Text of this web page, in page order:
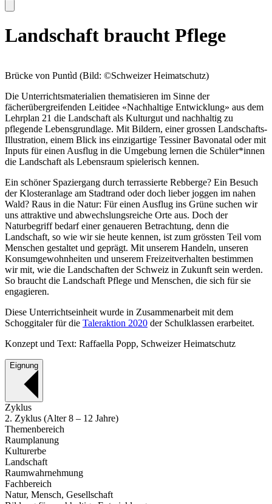
Landschaft braucht Pflege
Brücke von Puntìd (Bild: ©Schweizer Heimatschutz)
Die Unterrichtsmaterialien thematisieren im Sinne der
fächerübergreifenden Leitidee «Nachhaltige Entwicklung» aus dem
Lehrplan 21 die Landschaft als Kulturgut und nachhaltig zu
pflegende Lebensgrundlage. Mit Bildern, einer grossen Landschafts-
Illustration, einem Blick ins einzigartige Tessiner Bavonatal oder mit
Inputs für einen Ausflug in die Umgebung lernen die Schüler*innen
die Landschaft als Lebensraum spielerisch kennen.
Ein schöner Spaziergang durch terrassierte Rebberge? Ein Besuch
der Klosteranlage am Stadtrand oder doch lieber joggen im nahen
Wald? Raus in die Natur: Für einen Ausflug ins Grüne suchen wir
uns attraktive und abwechslungsreiche Orte aus. Doch der
Naturbegriff bedarf einer genaueren Betrachtung, denn die
Landschaft, so wie wir sie heute kennen, ist zum grössten Teil vom
Menschen gestaltet und geprägt. Mit unserem Handeln, unseren
Konsumgewohnheiten und unserem Freizeitverhalten bestimmen
wir mit, wie die Landschaften der Schweiz in Zukunft sein werden.
So braucht die Landschaft Pflege und Menschen, die sich für sie
engagieren.
Diese Unterrichtseinheit wurde in Zusammenarbeit mit dem
Schoggitaler für die Taleraktion 2020 der Schulklassen erarbeitet.
Konzept und Text: Raffaella Popp, Schweizer Heimatschutz
Eignung
Zyklus
2. Zyklus (Alter 8 – 12 Jahre)
Themenbereich
Raumplanung
Kulturerbe
Landschaft
Raumwahrnehmung
Fachbereich
Natur, Mensch, Gesellschaft